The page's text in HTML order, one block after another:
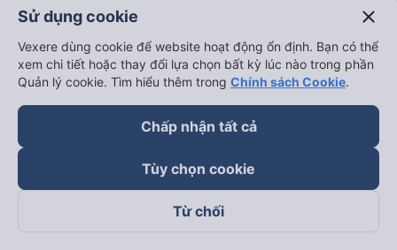
Sử dụng cookie
close
Vexere dùng cookie để website hoạt động ổn định. Bạn có thể
xem chi tiết hoặc thay đổi lựa chọn bất kỳ lúc nào trong phần
Quản lý cookie. Tìm hiểu thêm trong Chính sách Cookie.
Chấp nhận tất cả
Tùy chọn cookie
Từ chối